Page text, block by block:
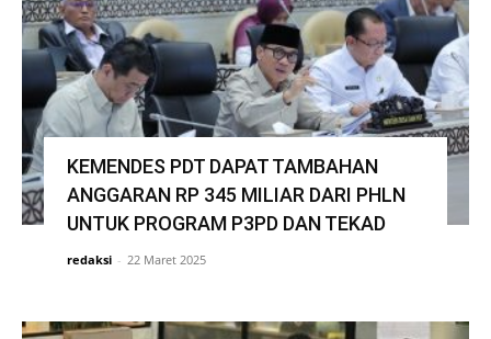
KEMENDES PDT DAPAT TAMBAHAN
ANGGARAN RP 345 MILIAR DARI PHLN
UNTUK PROGRAM P3PD DAN TEKAD
redaksi - 22 Maret 2025